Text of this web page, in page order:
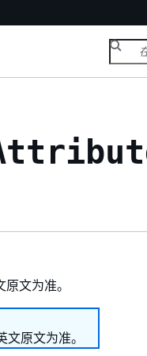
文为准。
原文为准。